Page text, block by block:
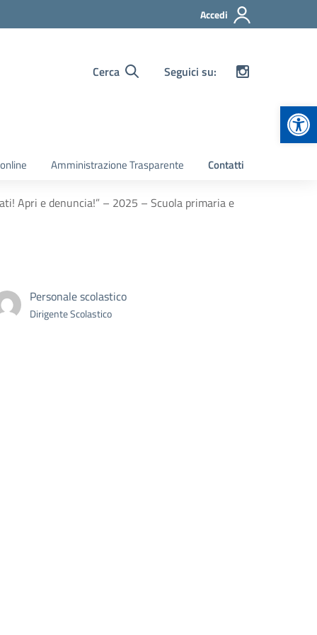
Accedi
Cerca Seguici su:
Amministrazione Trasparente Contatti
Apri e denuncia!” – 2025 – Scuola primaria e
Personale scolastico
Dirigente Scolastico